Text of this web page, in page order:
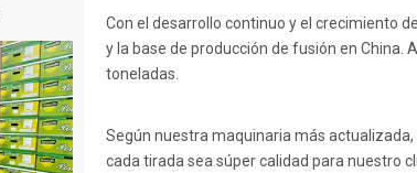
Con el desarrollo continuo y el crecimiento
y la base de producción de fusión en
toneladas.
Según nuestra maquinaria más
cada tirada sea súper calidad para nuestro